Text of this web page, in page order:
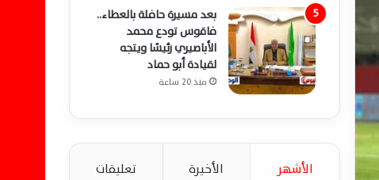
بعد مسيرة حافلة بالعطاء..
فاقوس تودع محمد
الأباصيري رئيسًا ويتجه
لقيادة أبو حماد
منذ 20 ساعة
الأشهر الأخيرة تعليقات